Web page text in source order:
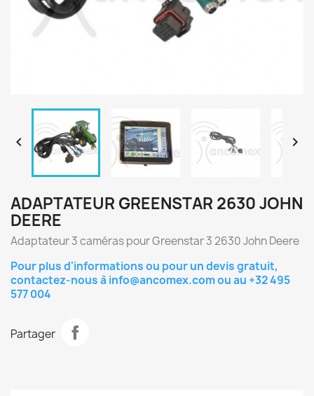
 
ADAPTATEUR GREENSTAR 2630 JOHN
DEERE
Adaptateur 3 caméras pour Greenstar 3 2630 John Deere
Pour plus d'informations ou pour un devis gratuit,
contactez-nous à info@ancomex.comou au +32 495
577 004
Partager